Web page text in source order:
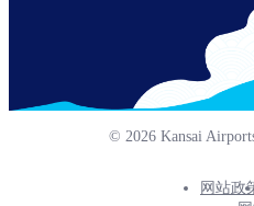
© 2026 Kansai
Footer
网站政